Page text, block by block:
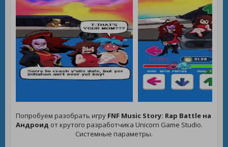
Попробуем разобрать игру FNF Music Story: Rap Battle на
Андроид от крутого разработчика Unicorn Game Studio.
Системные параметры.